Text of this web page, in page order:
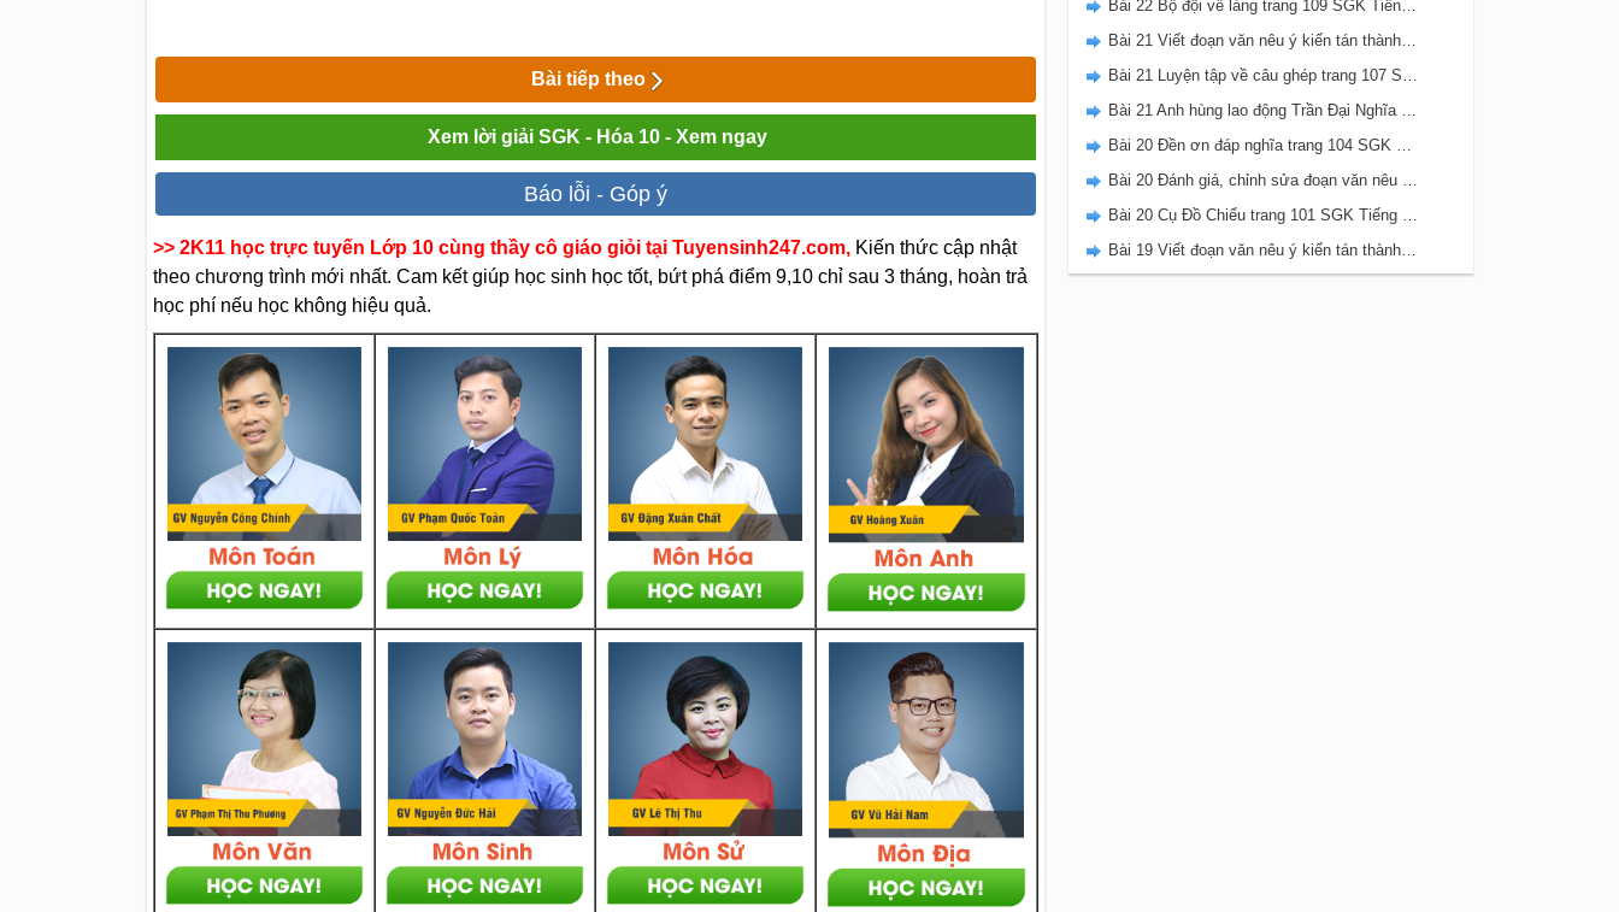
Bài tiếp theo
Xem lời giải SGK - Hóa 10 - Xem ngay
Báo lỗi - Góp ý
>> 2K11 học trực tuyến Lớp 10 cùng thầy cô giáo giỏi tại Tuyensinh247.com,Kiến thức cập nhật
theo chương trình mới nhất. Cam kết giúp học sinh học tốt, bứt phá điểm 9,10 chỉ sau 3 tháng, hoàn trả
học phí nếu học không hiệu quả.
Bài 22 Bộ đội về làng trang 109 SGK Tiếng Việt 5 Kết nối tri thức tập 2
Bài 21 Viết đoạn văn nêu ý kiến tán thành một sự việc, hiện tượng (Bài viết số 2) trang 108 SGK Tiếng Việt 5 Kết nối tri thức tập 2
Bài 21 Luyện tập về câu ghép trang 107 SGK Tiếng Việt 5 Kết nối tri thức tập 2
Bài 21 Anh hùng lao động Trần Đại Nghĩa trang 106 SGK Tiếng Việt 5 Kết nối tri thức tập 2
Bài 20 Đền ơn đáp nghĩa trang 104 SGK Tiếng Việt 5 Kết nối tri thức tập 2
Bài 20 Đánh giá, chỉnh sửa đoạn văn nêu ý kiến tán thành một sự vật, hiện tượng trang 103 SGK Tiếng Việt 5 Kết nối tri thức tập 2
Bài 20 Cụ Đồ Chiểu trang 101 SGK Tiếng Việt 5 Kết nối tri thức tập 2
Bài 19 Viết đoạn văn nêu ý kiến tán thành một sự việc, hiện tượng (Bài viết số 1) trang 100 SGK Tiếng Việt 5 Kết nối tri thức tập 2